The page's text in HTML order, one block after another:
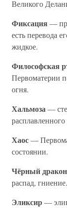
Великого
Фиксация —
есть перевода
жидкое.
Философская
Первоматерии
огня.
Хальмоза—
расплавленного
Хаос—
состоянии.
Чёрный дракон
распад, гниение.
Эликсир—